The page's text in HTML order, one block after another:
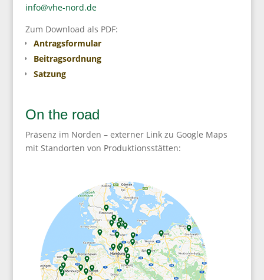
info@vhe-nord.de
Zum Download als PDF:
Antragsformular
Beitragsordnung
Satzung
On the road
Präsenz im Norden – externer Link zu Google Maps
mit Standorten von Produktionsstätten: